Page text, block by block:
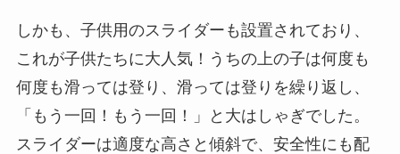
しかも、子供用のスライダーも設置されており、
これが子供たちに大人気！うちの上の子は何度も
何度も滑っては登り、滑っては登りを繰り返し、
「もう一回！もう一回！」と大はしゃぎでした。
スライダーは適度な高さと傾斜で、安全性にも配